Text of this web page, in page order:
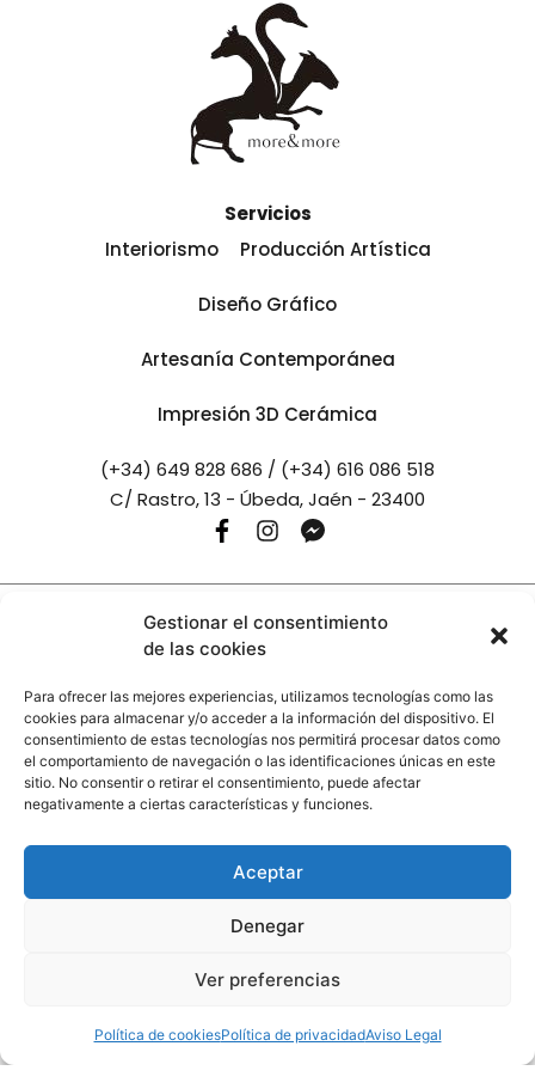
Gestionar el consentimiento
de las cookies
Para ofrecer las mejores experiencias, utilizamos tecnologías como las
cookies para almacenar y/o acceder a la información del dispositivo. El
consentimiento de estas tecnologías nos permitirá procesar datos como
el comportamiento de navegación o las identificaciones únicas en este
sitio. No consentir o retirar el consentimiento, puede afectar
negativamente a ciertas características y funciones.
Aceptar
Denegar
Ver preferencias
Política de cookiesPolítica de privacidadAviso Legal
Servicios
Interiorismo
Producción Artística
Diseño Gráfico
Artesanía Contemporánea
Impresión 3D Cerámica
(+34) 649 828 686 / (+34) 616 086 518
C/ Rastro, 13 - Úbeda, Jaén - 23400
Copyright © 2026 More and More Design.
Todos los derechos reservados.
INTERIORISMO TRINIDAD, S.L.
Ha sido beneficiario de la subvención
Orden de 27 de diciembre de 2022, por la que se
establecen las bases reguladoras para la
concurrencia no competitiva, destinadas a
actualizar e impulsar el sector comercial en
Andalucía mediante la implementación de
modernización del comercio, para la línea 1
Financiado por la Unión Europea-Next
Generation EU